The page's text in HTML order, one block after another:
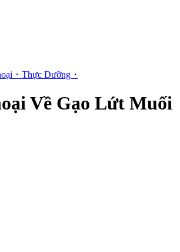
･ Thực Dưỡng ･
Về Gạo Lứt Muối